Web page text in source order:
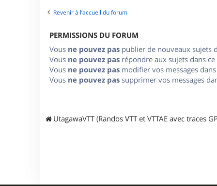
Revenir à l’accueil du forum
PERMISSIONS DU FORUM
Vous ne pouvez pas publier de nouveaux sujets
Vous ne pouvez pas répondre aux sujets dans
Vous ne pouvez pas modifier vos messages
Vous ne pouvez pas supprimer vos messages
UtagawaVTT (Randos VTT et VTTAE avec traces